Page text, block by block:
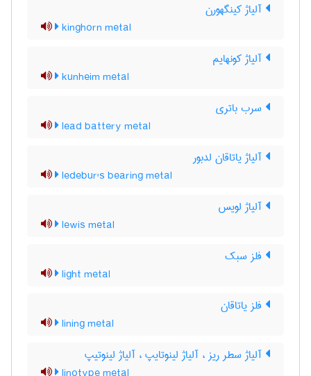
آلیاژ کینگهورن
kinghorn metal
آلیاژ کونهایم
kunheim metal
سرب باتری
lead battery metal
آلیاژ یاتاقان لدبور
ledebur's bearing metal
آلیاژ لویس
lewis metal
فلز سبک
light metal
فلز یاتاقان
lining metal
آلیاژ سطر ریز ، آلیاژ لینوتایپ ، آلیاژ لینوتیپ